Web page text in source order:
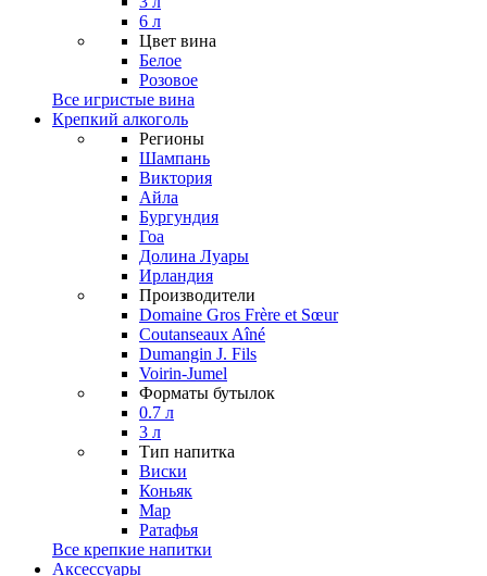
6 л
Цвет вина
Белое
Розовое
Все игристые вина
Крепкий алкоголь
Регионы
Шампань
Виктория
Айла
Бургундия
Гоа
Долина Луары
Ирландия
Производители
Domaine Gros Frère et Sœur
Coutanseaux Aîné
Dumangin J. Fils
Voirin-Jumel
Форматы бутылок
0.7 л
3 л
Тип напитка
Виски
Коньяк
Мар
Ратафья
Все крепкие напитки
Аксессуары